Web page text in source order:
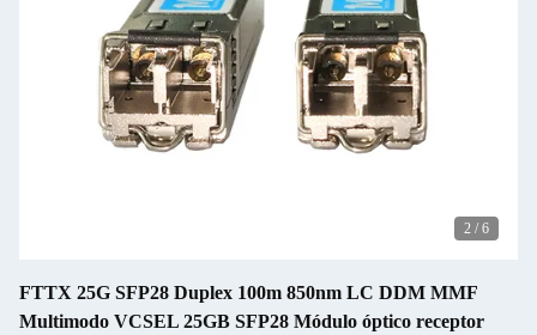
3 / 6
FTTX 25G SFP28 Duplex 100m 850nm LC DDM MMF
Multimodo VCSEL 25GB SFP28 Módulo óptico receptor